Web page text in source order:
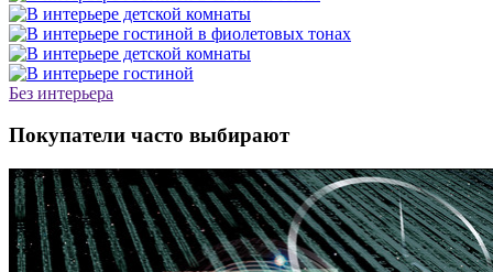
Без интерьера
Покупатели часто выбирают